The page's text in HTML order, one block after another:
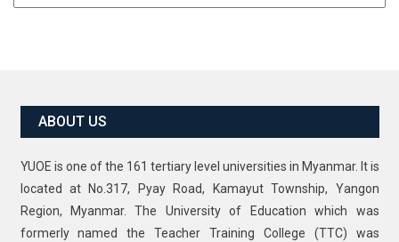
ABOUT US
YUOE is one of the 161 tertiary level universities in Myanmar. It is
located at No.317, Pyay Road, Kamayut Township, Yangon
Region, Myanmar. The University of Education which was
formerly named the Teacher Training College (TTC) was